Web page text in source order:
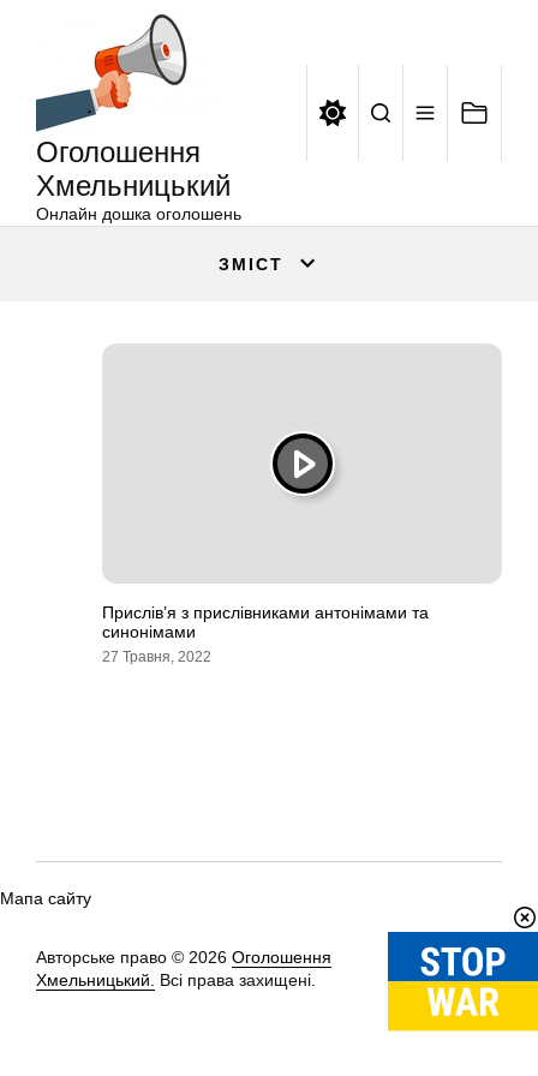
Оголошення
Хмельницький
Онлайн дошка оголошень
ЗМІСТ
Прислів’я з прислівниками антонімами та
синонімами
27 Травня, 2022
Мапа сайту
Авторське право © 2026 Оголошення
Хмельницький.
Всі права захищені.
Вгору↑